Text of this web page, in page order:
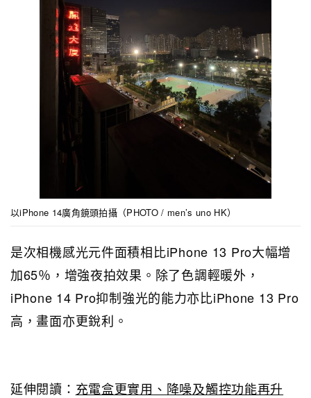
以iPhone 14廣角鏡頭拍攝（PHOTO / men’s uno HK）
是次相機感光元件面積相比iPhone 13 Pro大幅增
加65％，增強夜拍效果。除了色調輕暖外，
iPhone 14 Pro抑制強光的能力亦比iPhone 13 Pro
高，畫面亦更銳利。
延伸閱讀： 充電盒更實用、降噪及觸控功能再升